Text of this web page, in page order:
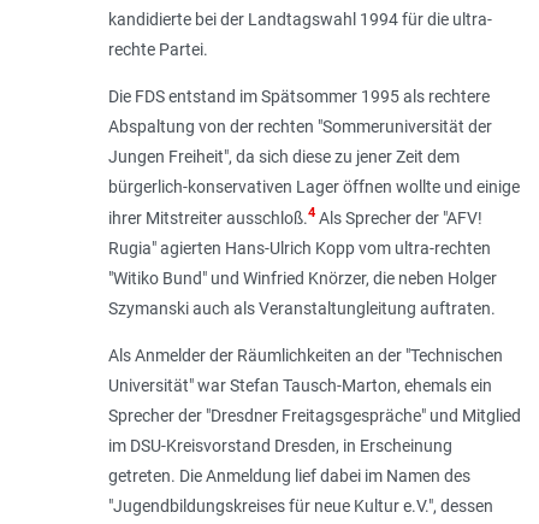
kandidierte bei der Landtagswahl 1994 für die ultra-
rechte Partei.
Die FDS entstand im Spätsommer 1995 als rechtere
Abspaltung von der rechten "Sommeruniversität der
Jungen Freiheit", da sich diese zu jener Zeit dem
bürgerlich-konservativen Lager öffnen wollte und einige
ihrer Mitstreiter ausschloß.4Als Sprecher der "AFV!
Rugia" agierten Hans-Ulrich Kopp vom ultra-rechten
"Witiko Bund" und Winfried Knörzer, die neben Holger
Szymanski auch als Veranstaltungleitung auftraten.
Als Anmelder der Räumlichkeiten an der "Technischen
Universität" war Stefan Tausch-Marton, ehemals ein
Sprecher der "Dresdner Freitagsgespräche" und Mitglied
im DSU-Kreisvorstand Dresden, in Erscheinung
getreten. Die Anmeldung lief dabei im Namen des
"Jugendbildungskreises für neue Kultur e.V.", dessen